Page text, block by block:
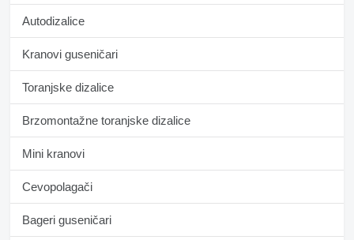
Autodizalice
Kranovi guseničari
Toranjske dizalice
Brzomontažne toranjske dizalice
Mini kranovi
Cevopolagači
Bageri guseničari